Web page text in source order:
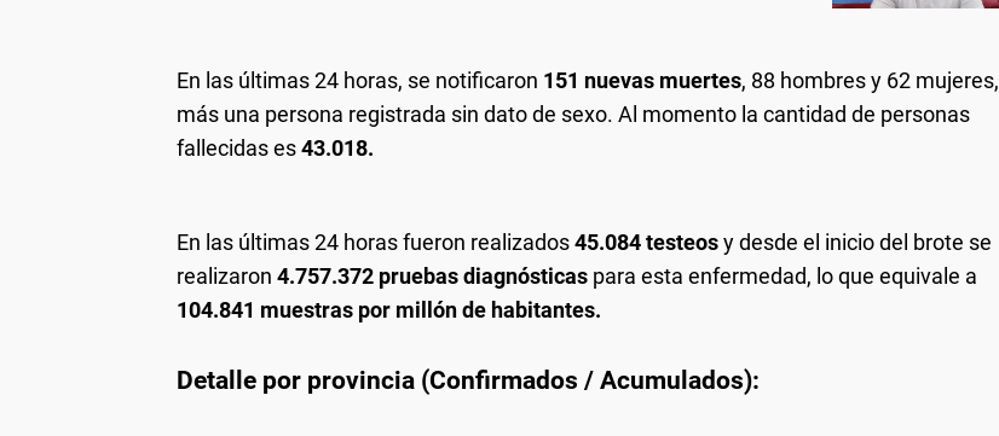
En las últimas 24 horas, se notificaron 151 nuevas muertes, 88 hombres y 62 mujeres,
más una persona registrada sin dato de sexo. Al momento la cantidad de personas
fallecidas es43.018.
En las últimas 24 horas fueron realizados45.084 testeosy desde el inicio del brote se
realizaron 4.757.372 pruebas diagnósticas para esta enfermedad, lo que equivale a
104.841 muestras por millón de habitantes.
Detalle por provincia (Confirmados / Acumulados):